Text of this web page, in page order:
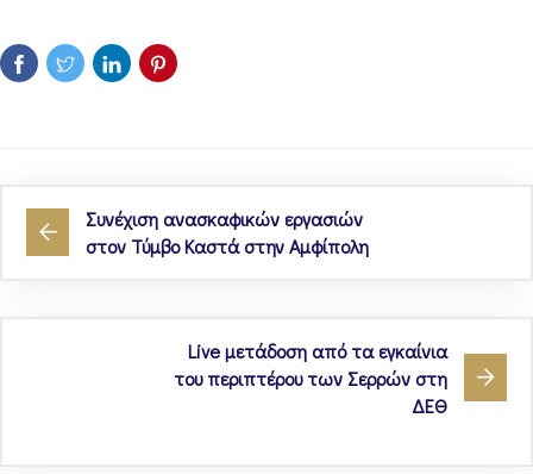
Συνέχιση ανασκαφικών εργασιών
στον Τύμβο Καστά στην Αμφίπολη
Live μετάδοση από τα εγκαίνια
του περιπτέρου των Σερρών στη
ΔΕΘ